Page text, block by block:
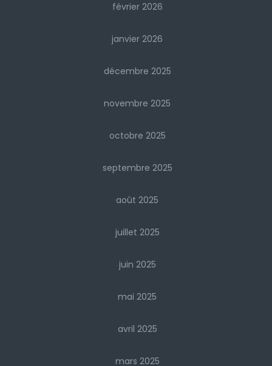
février 2026
janvier 2026
décembre 2025
novembre 2025
octobre 2025
septembre 2025
août 2025
juillet 2025
juin 2025
mai 2025
avril 2025
mars 2025